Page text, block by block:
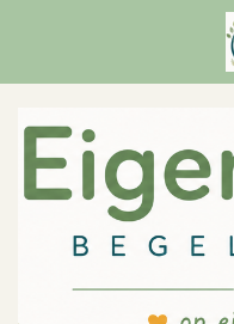
naar
hoofdinhoud